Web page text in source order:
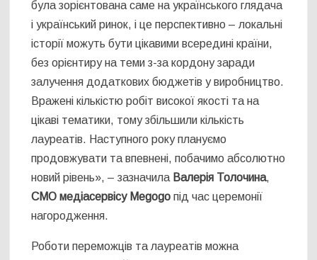
була зорієнтована саме на українського глядача
і український ринок, і це перспективно – локальні
історії можуть бути цікавими всередині країни,
без орієнтиру на теми з-за кордону заради
залучення додаткових бюджетів у виробництво.
Вражені кількістю робіт високої якості та на
цікаві тематики, тому збільшили кількість
лауреатів. Наступного року плануємо
продовжувати та впевнені, побачимо абсолютно
новий рівень», – зазначила Валерія Толочина,
CMO медіасервісу Megogo під час церемонії
нагородження.
Роботи переможців та лауреатів можна